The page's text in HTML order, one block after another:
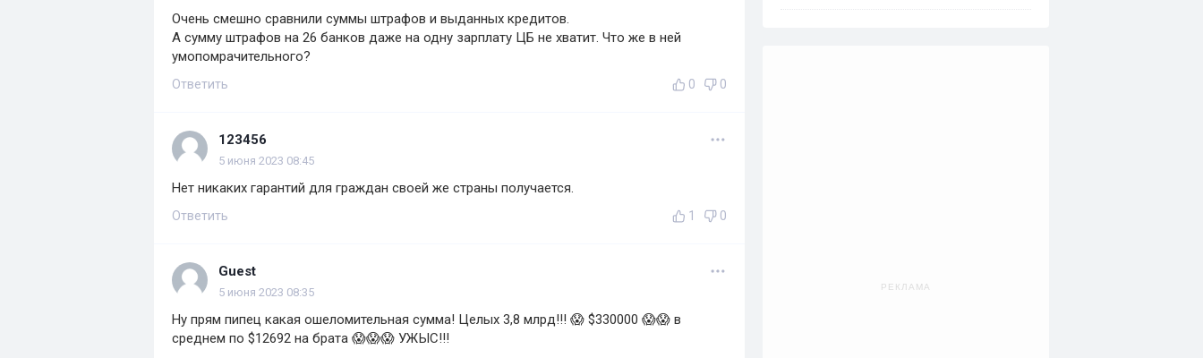
Очень смешно сравнили суммы штрафов и выданных кредитов.
А сумму штрафов на 26 банков даже на одну зарплату ЦБ не хватит. Что же в ней
умопомрачительного?
Ответить 0 0
123456
5 июня 2023 08:45
Нет никаких гарантий для граждан своей же страны получается.
Ответить 1 0
Guest
5 июня 2023 08:35
Ну прям пипец какая ошеломительная сумма! Целых 3,8 млрд!!! 😱 $330000 😱😱 в
среднем по $12692 на брата 😱😱😱 УЖЫС!!!